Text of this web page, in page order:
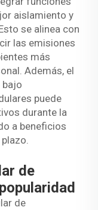
aislamiento y
se alinea con
las emisiones
más
Además, el
bajo
puede
durante la
a beneficios
de
de